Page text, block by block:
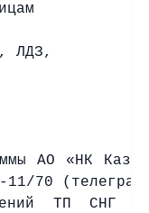
ЛДЗ,
АО «НК
70
ТП СНГ